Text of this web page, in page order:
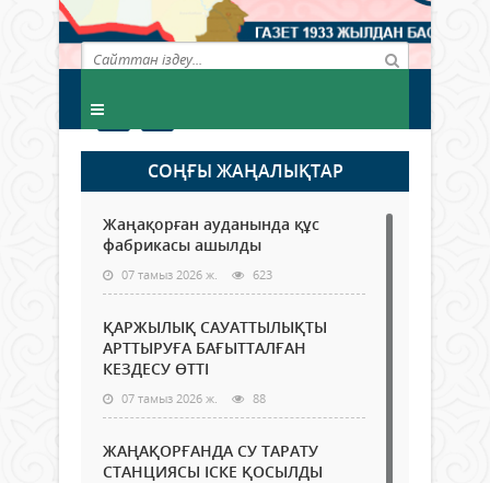
СОҢҒЫ ЖАҢАЛЫҚТАР
Жаңақорған ауданында құс
фабрикасы ашылды
07 тамыз 2026 ж. 623
ҚАРЖЫЛЫҚ САУАТТЫЛЫҚТЫ
АРТТЫРУҒА БАҒЫТТАЛҒАН
КЕЗДЕСУ ӨТТІ
07 тамыз 2026 ж. 88
ЖАҢАҚОРҒАНДА СУ ТАРАТУ
СТАНЦИЯСЫ ІСКЕ ҚОСЫЛДЫ